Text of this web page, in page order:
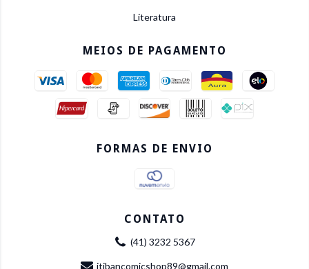
Literatura
MEIOS DE PAGAMENTO
FORMAS DE ENVIO
CONTATO
(41) 3232 5367
itibancomicshop89@gmail.com